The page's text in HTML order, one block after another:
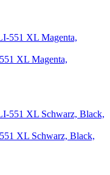
XL Magenta,
XL Schwarz, Black,